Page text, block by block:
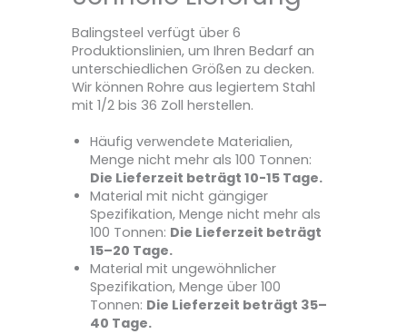
Balingsteel verfügt über 6
Produktionslinien, um Ihren Bedarf an
unterschiedlichen Größen zu decken.
Wir können Rohre aus legiertem Stahl
mit 1/2 bis 36 Zoll herstellen.
Häufig verwendete Materialien,
Menge nicht mehr als 100 Tonnen:
Die Lieferzeit beträgt 10-15 Tage.
Material mit nicht gängiger
Spezifikation, Menge nicht mehr als
100 Tonnen: Die Lieferzeit beträgt
15–20 Tage.
Material mit ungewöhnlicher
Spezifikation, Menge über 100
Tonnen: Die Lieferzeit beträgt 35–
40 Tage.